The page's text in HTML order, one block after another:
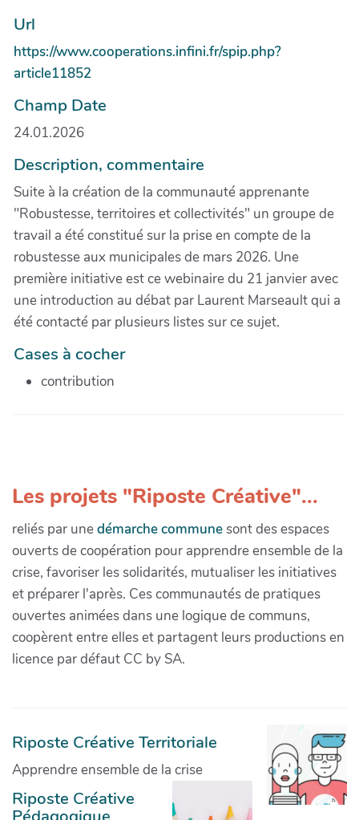
Url
https://www.cooperations.infini.fr/spip.php?
article11852
Champ Date
24.01.2026
Description, commentaire
Suite à la création de la communauté apprenante
"Robustesse, territoires et collectivités" un groupe de
travail a été constitué sur la prise en compte de la
robustesse aux municipales de mars 2026. Une
première initiative est ce webinaire du 21 janvier avec
une introduction au débat par Laurent Marseault qui a
été contacté par plusieurs listes sur ce sujet.
Cases à cocher
contribution